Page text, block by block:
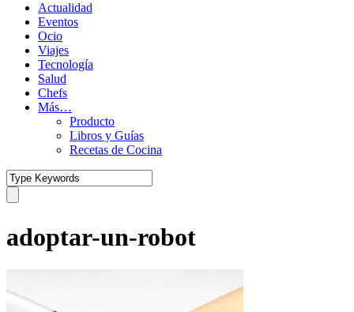
Actualidad
Eventos
Ocio
Viajes
Tecnología
Salud
Chefs
Más…
Producto
Libros y Guías
Recetas de Cocina
adoptar-un-robot